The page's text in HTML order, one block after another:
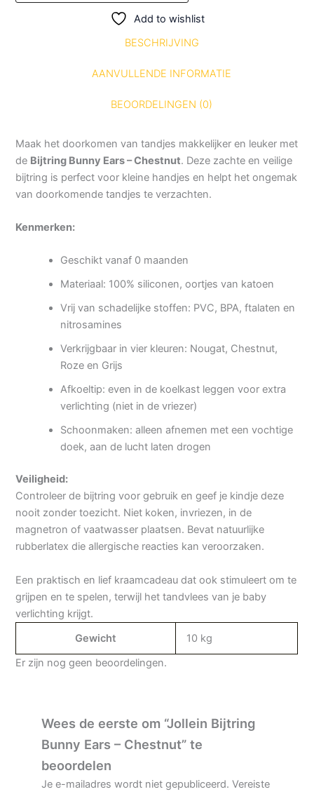
Add to wishlist
BESCHRIJVING
AANVULLENDE INFORMATIE
BEOORDELINGEN (0)
Maak het doorkomen van tandjes makkelijker en leuker met
de Bijtring Bunny Ears – Chestnut. Deze zachte en veilige
bijtring is perfect voor kleine handjes en helpt het ongemak
van doorkomende tandjes te verzachten.
Kenmerken:
Geschikt vanaf 0 maanden
Materiaal: 100% siliconen, oortjes van katoen
Vrij van schadelijke stoffen: PVC, BPA, ftalaten en
nitrosamines
Verkrijgbaar in vier kleuren: Nougat, Chestnut,
Roze en Grijs
Afkoeltip: even in de koelkast leggen voor extra
verlichting (niet in de vriezer)
Schoonmaken: alleen afnemen met een vochtige
doek, aan de lucht laten drogen
Veiligheid:
Controleer de bijtring voor gebruik en geef je kindje deze
nooit zonder toezicht. Niet koken, invriezen, in de
magnetron of vaatwasser plaatsen. Bevat natuurlijke
rubberlatex die allergische reacties kan veroorzaken.
Een praktisch en lief kraamcadeau dat ook stimuleert om te
grijpen en te spelen, terwijl het tandvlees van je baby
verlichting krijgt.
Gewicht
10 kg
Er zijn nog geen beoordelingen.
Wees de eerste om “Jollein Bijtring
Bunny Ears – Chestnut” te
beoordelen
Je e-mailadres wordt niet gepubliceerd. Vereiste